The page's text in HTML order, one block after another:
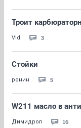
Троит
Vld 3
Стойки
ронин 5
W211 масло в
Димидрол 16